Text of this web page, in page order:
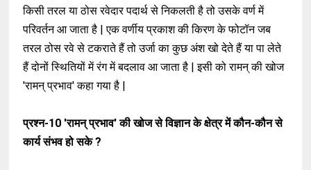
किसी तरल या ठोस रवेदार पदार्थ से निकलती है तो उसके वर्ण में
परिवर्तन आ जाता है | एक वर्णीय प्रकाश की किरण के फोटॉन जब
तरल ठोस रवे से टकराते हैं तो उर्जा का कुछ अंश खो देते हैं या पा लेते
हैं दोनों स्थितियों में रंग में बदलाव आ जाता है | इसी को रामन् की खोज
'रामन् प्रभाव' कहा गया है |
प्रश्न-10 'रामन् प्रभाव' की खोज से विज्ञान के क्षेत्र में कौन-कौन से
कार्य संभव हो सके ?